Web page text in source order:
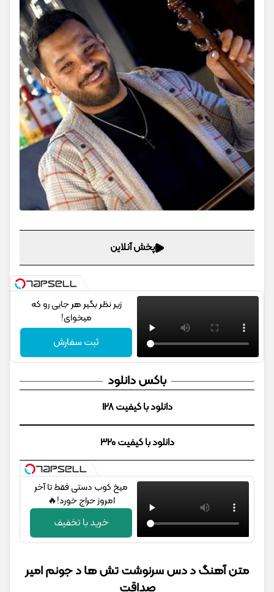
پخش آنلاین
زیر نظر بگیر هر جایی رو که
میخوای!
ثبت سفارش
باکس دانلود
دانلود با کیفیت 128
دانلود با کیفیت 320
میخ کوب دستی فقط تا آخر
امروز حراج خورد!🔥
خرید با تخفیف
متن آهنگ د دس سرنوشت تش ها د جونم امیر
صداقت